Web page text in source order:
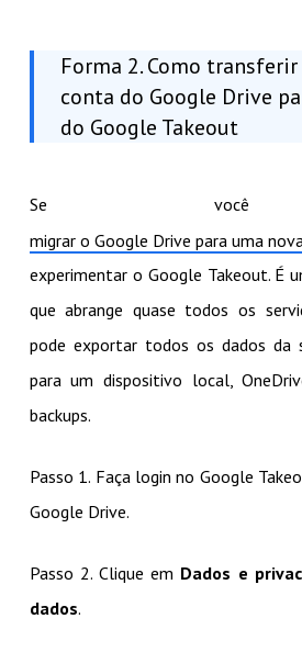
Forma 2. Como
conta do Google Drive
do Google Takeout
Se você
migrar o Google Drive para uma
experimentar o Google Takeout. É
que abrange quase todos os
pode exportar todos os dados da
para um dispositivo local,
backups.
Passo 1. Faça login no Google
Google Drive.
Passo 2. Clique em Dados e
dados.